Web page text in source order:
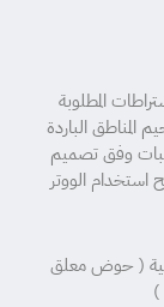
المطلوبة
المناطق الباردة
وفق تصميم
الووتر
( حوض معلق
)